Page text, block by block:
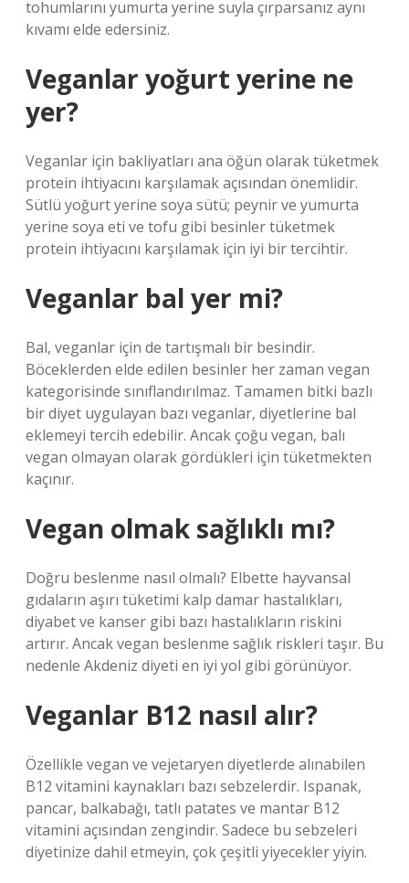
tohumlarını yumurta yerine suyla çırparsanız aynı
kıvamı elde edersiniz.
Veganlar yoğurt yerine ne
yer?
Veganlar için bakliyatları ana öğün olarak tüketmek
protein ihtiyacını karşılamak açısından önemlidir.
Sütlü yoğurt yerine soya sütü; peynir ve yumurta
yerine soya eti ve tofu gibi besinler tüketmek
protein ihtiyacını karşılamak için iyi bir tercihtir.
Veganlar bal yer mi?
Bal, veganlar için de tartışmalı bir besindir.
Böceklerden elde edilen besinler her zaman vegan
kategorisinde sınıflandırılmaz. Tamamen bitki bazlı
bir diyet uygulayan bazı veganlar, diyetlerine bal
eklemeyi tercih edebilir. Ancak çoğu vegan, balı
vegan olmayan olarak gördükleri için tüketmekten
kaçınır.
Vegan olmak sağlıklı mı?
Doğru beslenme nasıl olmalı? Elbette hayvansal
gıdaların aşırı tüketimi kalp damar hastalıkları,
diyabet ve kanser gibi bazı hastalıkların riskini
artırır. Ancak vegan beslenme sağlık riskleri taşır. Bu
nedenle Akdeniz diyeti en iyi yol gibi görünüyor.
Veganlar B12 nasıl alır?
Özellikle vegan ve vejetaryen diyetlerde alınabilen
B12 vitamini kaynakları bazı sebzelerdir. Ispanak,
pancar, balkabağı, tatlı patates ve mantar B12
vitamini açısından zengindir. Sadece bu sebzeleri
diyetinize dahil etmeyin, çok çeşitli yiyecekler yiyin.